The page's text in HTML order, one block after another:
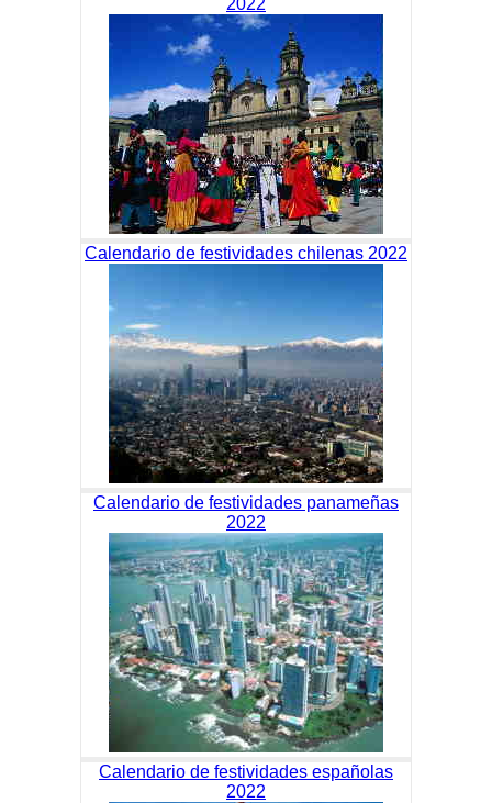
2022
Calendario de festividades chilenas 2022
Calendario de festividades panameñas
2022
Calendario de festividades españolas
2022